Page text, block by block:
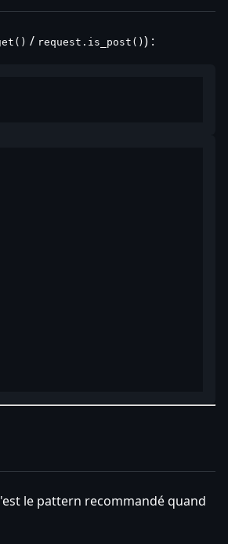
/ request.is_post() ) :
le pattern recommandé quand